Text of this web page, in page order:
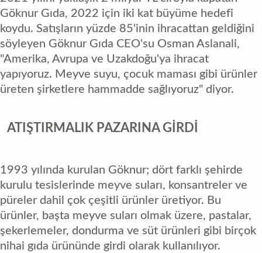
Göknur Gıda, 2022 için iki kat büyüme hedefi
koydu. Satışların yüzde 85'inin ihracattan geldiğini
söyleyen Göknur Gıda CEO'su Osman Aslanali,
"Amerika, Avrupa ve Uzakdoğu'ya ihracat
yapıyoruz. Meyve suyu, çocuk maması gibi ürünler
üreten şirketlere hammadde sağlıyoruz" diyor.
ATIŞTIRMALIK PAZARINA GİRDİ
1993 yılında kurulan Göknur; dört farklı şehirde
kurulu tesislerinde meyve suları, konsantreler ve
püreler dahil çok çeşitli ürünler üretiyor. Bu
ürünler, başta meyve suları olmak üzere, pastalar,
şekerlemeler, dondurma ve süt ürünleri gibi birçok
nihai gıda ürününde girdi olarak kullanılıyor.